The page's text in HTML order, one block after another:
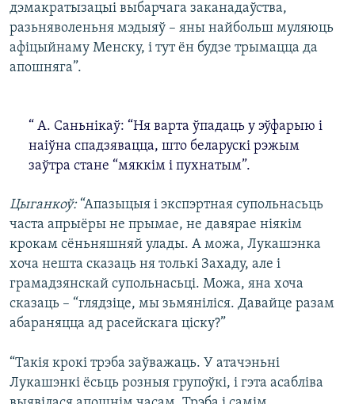
дэмакратызацыі выбарчага заканадаўства,
разьняволеньня мэдыяў – яны найбольш муляюць
афіцыйнаму Менску, і тут ён будзе трымацца да
апошняга”.
“ А. Саньнікаў: “Ня варта ўпадаць у эўфарыю і
наіўна спадзявацца, што беларускі рэжым
заўтра стане “мяккім і пухнатым”.
Цыганкоў: “Апазыцыя і экспэртная супольнасьць
часта апрыёры не прымае, не давярае ніякім
крокам сёньняшняй улады. А можа, Лукашэнка
хоча нешта сказаць ня толькі Захаду, але і
грамадзянскай супольнасьці. Можа, яна хоча
сказаць – “глядзіце, мы зьмяніліся. Давайце разам
абараняцца ад расейскага ціску?”
“Такія крокі трэба заўважаць. У атачэньні
Лукашэнкі ёсьць розныя групоўкі, і гэта асабліва